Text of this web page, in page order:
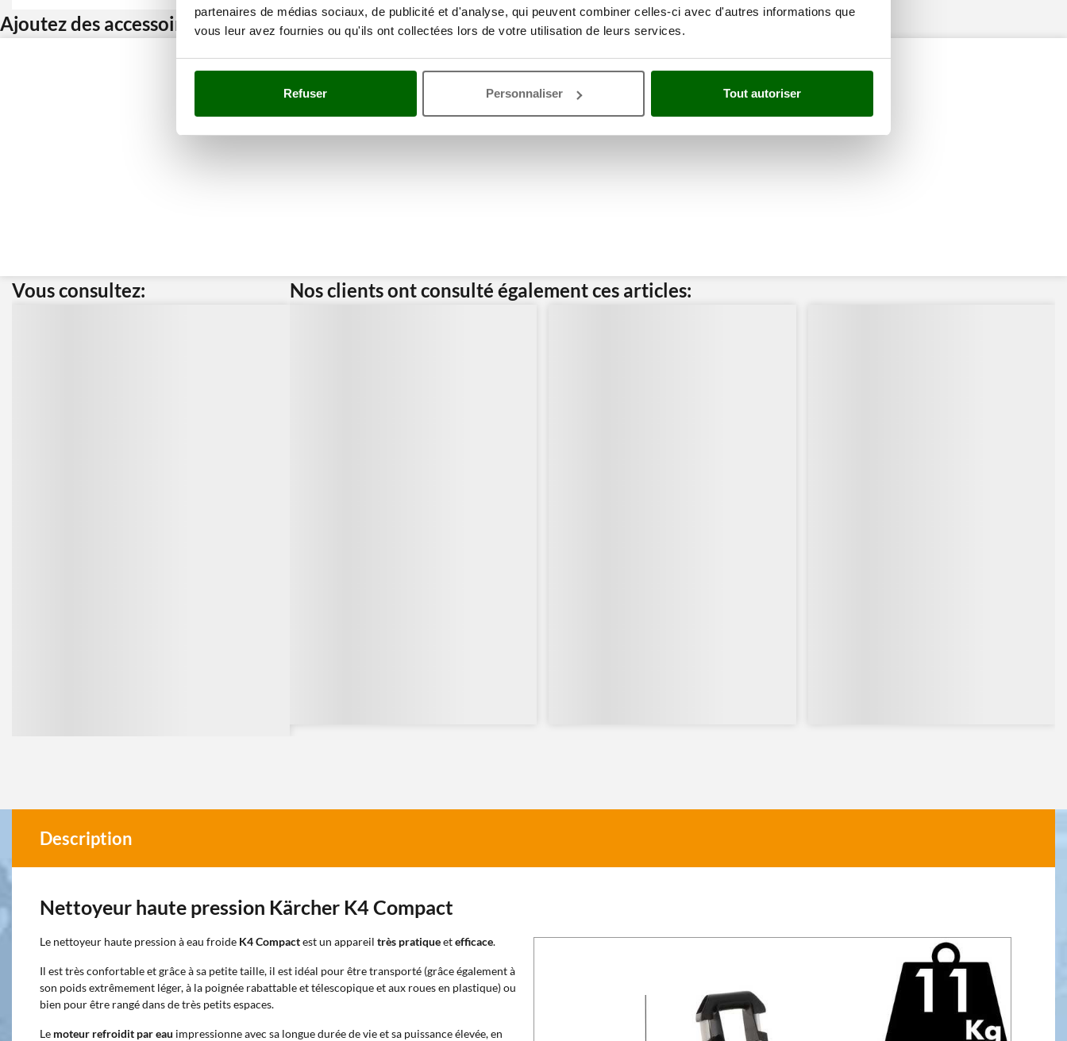
partenaires de médias sociaux, de publicité et d'analyse, qui peuvent combiner celles-ci avec d'autres informations que
vous leur avez fournies ou qu'ils ont collectées lors de votre utilisation de leurs services.
Refuser Personnaliser Tout autoriser
Ajoutez des accessoires et bénéficiez d’une remise
Vous consultez: Nos clients ont consulté également ces articles:
Description
Nettoyeur haute pression Kärcher K4 Compact
Le nettoyeur haute pression à eau froide K4 Compactest un appareil très pratiqueetefficace.
Il est très confortable et grâce à sa petite taille, il est idéal pour être transporté (grâce également à
son poids extrêmement léger, à la poignée rabattable et télescopique et aux roues en plastique) ou
bien pour être rangé dans de très petits espaces.
Le moteur refroidit par eau impressionne avec sa longue durée de vie et sa puissance élevée, en